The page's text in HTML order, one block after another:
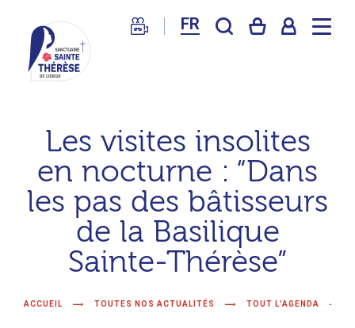
FR
Basilique
Sainte
Les visites insolites
en nocturne : “Dans
les pas des bâtisseurs
de la Basilique
Sainte-Thérèse”
ACCUEIL TOUTES NOS ACTUALITÉS TOUT L’AGENDA